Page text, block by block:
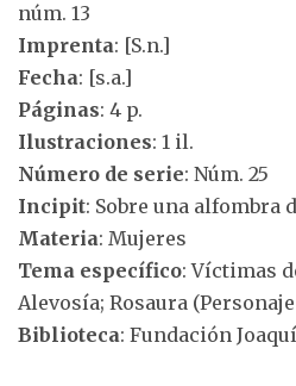
núm. 13
Imprenta: [S.n.]
Fecha: [s.a.]
Páginas: 4 p.
Ilustraciones: 1 il.
Número de serie: Núm. 25
Incipit: Sobre una alfombra
Materia: Mujeres
Tema específico: Víctimas
Alevosía; Rosaura
Biblioteca: Fundación